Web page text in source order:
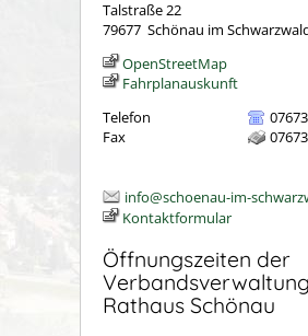
Talstraße 22
79677 Schönau im
OpenStreetMap
Fahrplanauskunft
Telefon
Fax
info@schoenau-im-
Kontaktformular
Öffnungszeiten der
Rathaus Schönau